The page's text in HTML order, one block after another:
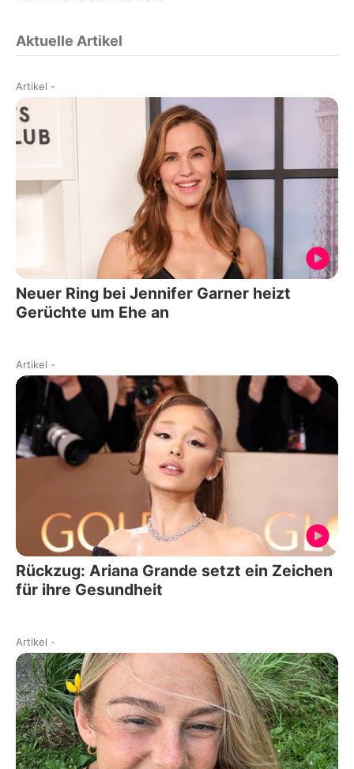
Aktuelle Artikel
Artikel -
Neuer Ring bei Jennifer Garner heizt
Gerüchte um Ehe an
Artikel -
Rückzug: Ariana Grande setzt ein Zeichen
für ihre Gesundheit
Artikel -